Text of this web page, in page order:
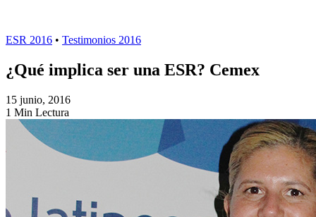
ESR 2016 • Testimonios 2016
¿Qué implica ser una ESR? Cemex
15 junio, 2016
1 Min Lectura